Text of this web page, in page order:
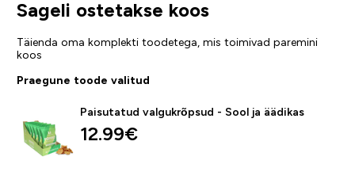
Sageli ostetakse koos
Täienda oma komplekti toodetega, mis toimivad paremini
koos
Praegune toode valitud
Paisutatud valgukrõpsud - Sool ja äädikas
12.99€‎